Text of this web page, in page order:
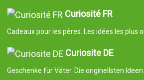
Curiosité FR
Cadeaux pour les pères. Les idées les plus
Curiosite DE
Geschenke für Väter. Die originellsten Ideen